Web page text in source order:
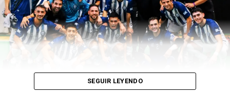
SEGUIR LEYENDO